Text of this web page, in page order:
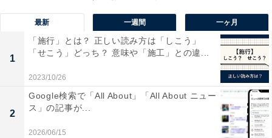
バッテリーの消耗を抑えるために今すぐやるべき
最新 一週間 一ヶ月
1
「施行」とは？ 正しい読み方は「しこう」
「せこう」どっち？ 意味や「施工」との違...
2023/10/26
2
Google検索で「All About」「All About ニュー
ス」の記事が...
2026/06/15